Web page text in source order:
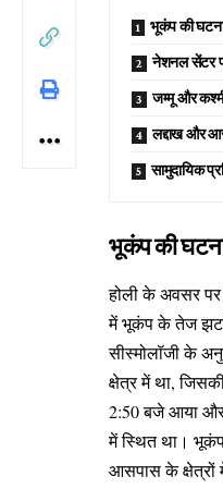
भूकंप की
नेशनल सेंटर
जम्मू और
लद्दाख और
सामुदायिक
भूकंप की
होली के अवसर
में भूकंप के तेज
सीस्मोलॉजी के
क्षेत्र में था,
2:50 बजे आया और
में स्थित था।
आसपास के क्षेत्रों